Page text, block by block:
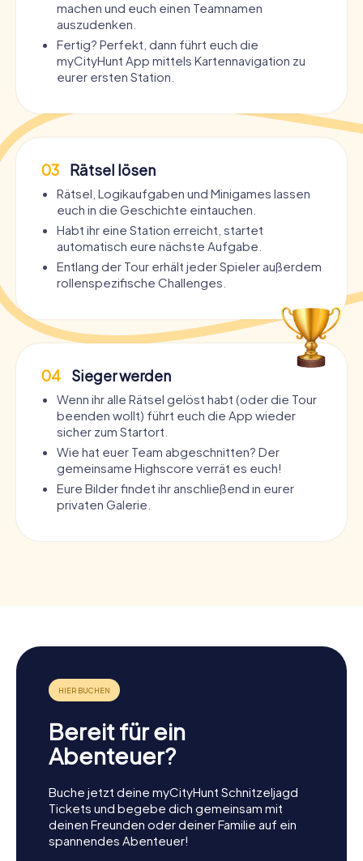
machen und euch einen Teamnamen
auszudenken.
Fertig? Perfekt, dann führt euch die
myCityHunt App mittels Kartennavigation zu
eurer ersten Station.
03 Rätsel lösen
Rätsel, Logikaufgaben und Minigames lassen
euch in die Geschichte eintauchen.
Habt ihr eine Station erreicht, startet
automatisch eure nächste Aufgabe.
Entlang der Tour erhält jeder Spieler außerdem
rollenspezifische Challenges.
04 Sieger werden
Wenn ihr alle Rätsel gelöst habt (oder die Tour
beenden wollt) führt euch die App wieder
sicher zum Startort.
Wie hat euer Team abgeschnitten? Der
gemeinsame Highscore verrät es euch!
Eure Bilder findet ihr anschließend in eurer
privaten Galerie.
Bereit für ein
Abenteuer?
Buche jetzt deine myCityHunt Schnitzeljagd
Tickets und begebe dich gemeinsam mit
deinen Freunden oder deiner Familie auf ein
spannendes Abenteuer!